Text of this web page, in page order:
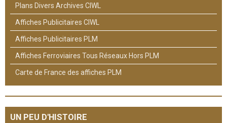
Plans Divers Archives CIWL
Affiches Publicitaires CIWL
Affiches Publicitaires PLM
Affiches Ferroviaires Tous Réseaux Hors PLM
Carte de France des affiches PLM
UN PEU D'HISTOIRE